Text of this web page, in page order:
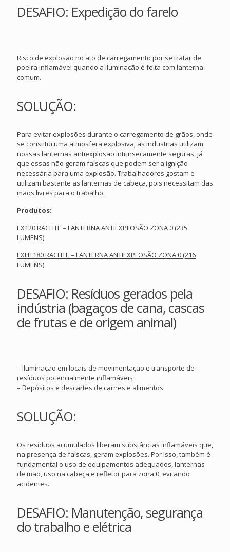
DESAFIO: Expedição do farelo
Risco de explosão no ato de carregamento por se tratar de
poeira inflamável quando a iluminação é feita com lanterna
comum.
SOLUÇÃO:
Para evitar explosões durante o carregamento de grãos, onde
se constitui uma atmosfera explosiva, as industrias utilizam
nossas lanternas antiexplosão intrinsecamente seguras, já
que essas não geram faíscas que podem ser a ignição
necessária para uma explosão. Trabalhadores gostam e
utilizam bastante as lanternas de cabeça, pois necessitam das
mãos livres para o trabalho.
Produtos:
EX120 RACLITE – LANTERNA ANTIEXPLOSÃO ZONA 0 (235
LUMENS)
EXHT180 RACLITE – LANTERNA ANTIEXPLOSÃO ZONA 0 (216
LUMENS)
DESAFIO: Resíduos gerados pela
indústria (bagaços de cana, cascas
de frutas e de origem animal)
– Iluminação em locais de movimentação e transporte de
resíduos potencialmente inflamáveis
– Depósitos e descartes de carnes e alimentos
SOLUÇÃO:
Os resíduos acumulados liberam substâncias inflamáveis que,
na presença de faíscas, geram explosões. Por isso, também é
fundamental o uso de equipamentos adequados, lanternas
de mão, uso na cabeça e refletor para zona 0, evitando
acidentes.
DESAFIO: Manutenção, segurança
do trabalho e elétrica